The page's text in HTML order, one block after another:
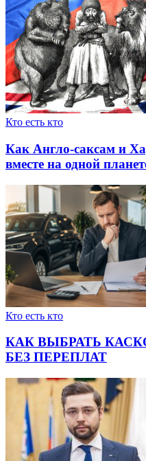
Кто есть кто
Как Англо-саксам и
вместе на одной
Кто есть кто
КАК ВЫБРАТЬ
БЕЗ ПЕРЕПЛАТ